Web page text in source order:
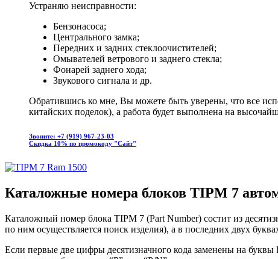
Устраняю неисправности:
Бензонасоса;
Центрального замка;
Передних и задних стеклоочистителей;
Омывателей ветрового и заднего стекла;
Фонарей заднего хода;
Звукового сигнала и др.
Обратившись ко мне, Вы можете быть уверены, что все
китайских поделок), а работа будет выполнена на
Звоните: +7 (919) 967-23-03
Скидка 10% по промокоду "Сайт"
Каталожные номера блоков TIPM 7
Каталожный номер блока TIPM 7 (Part Number) состит из
по ним осуществляется поиск изделия), а в последних двух
Если первые две цифры десятизначного кода заменены на